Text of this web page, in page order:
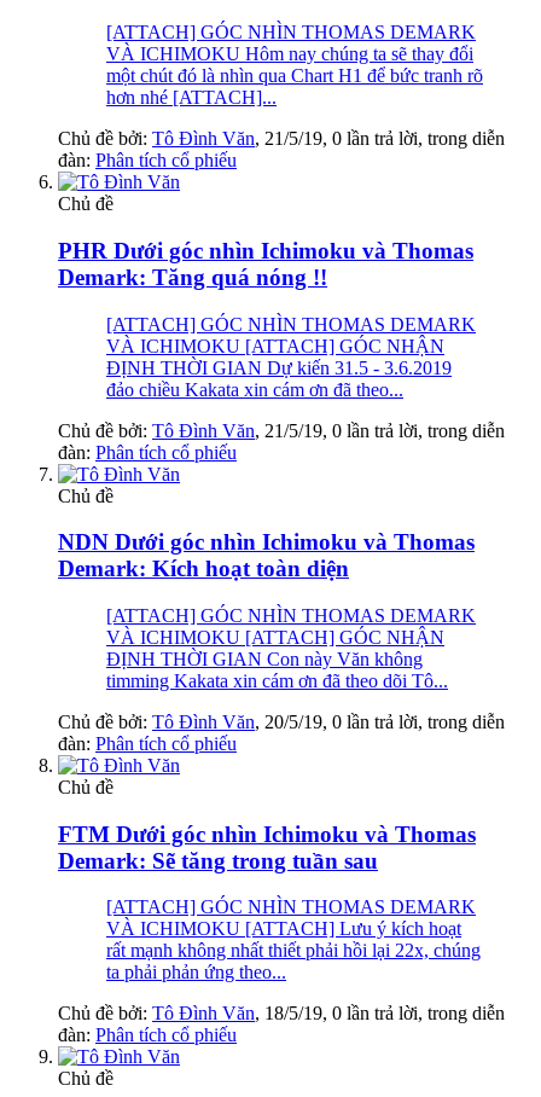
[ATTACH] GÓC NHÌN THOMAS DEMARK
VÀ ICHIMOKU Hôm nay chúng ta sẽ thay đổi
một chút đó là nhìn qua Chart H1 để bức tranh rõ
hơn nhé [ATTACH]...
Chủ đề bởi: Tô Đình Văn, 21/5/19, 0 lần trả lời, trong diễn
đàn: Phân tích cổ phiếu
Chủ đề
PHR Dưới góc nhìn Ichimoku và Thomas
Demark: Tăng quá nóng !!
[ATTACH] GÓC NHÌN THOMAS DEMARK
VÀ ICHIMOKU [ATTACH] GÓC NHẬN
ĐỊNH THỜI GIAN Dự kiến 31.5 - 3.6.2019
đảo chiều Kakata xin cám ơn đã theo...
Chủ đề bởi: Tô Đình Văn, 21/5/19, 0 lần trả lời, trong diễn
đàn: Phân tích cổ phiếu
Chủ đề
NDN Dưới góc nhìn Ichimoku và Thomas
Demark: Kích hoạt toàn diện
[ATTACH] GÓC NHÌN THOMAS DEMARK
VÀ ICHIMOKU [ATTACH] GÓC NHẬN
ĐỊNH THỜI GIAN Con này Văn không
timming Kakata xin cám ơn đã theo dõi Tô...
Chủ đề bởi: Tô Đình Văn, 20/5/19, 0 lần trả lời, trong diễn
đàn: Phân tích cổ phiếu
Chủ đề
FTM Dưới góc nhìn Ichimoku và Thomas
Demark: Sẽ tăng trong tuần sau
[ATTACH] GÓC NHÌN THOMAS DEMARK
VÀ ICHIMOKU [ATTACH] Lưu ý kích hoạt
rất mạnh không nhất thiết phải hồi lại 22x, chúng
ta phải phản ứng theo...
Chủ đề bởi: Tô Đình Văn, 18/5/19, 0 lần trả lời, trong diễn
đàn: Phân tích cổ phiếu
Chủ đề